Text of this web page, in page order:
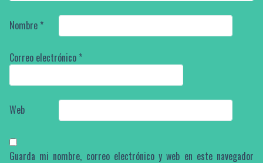
Nombre *
Correo electrónico *
Web
Guarda mi nombre, correo electrónico y web en este navegador